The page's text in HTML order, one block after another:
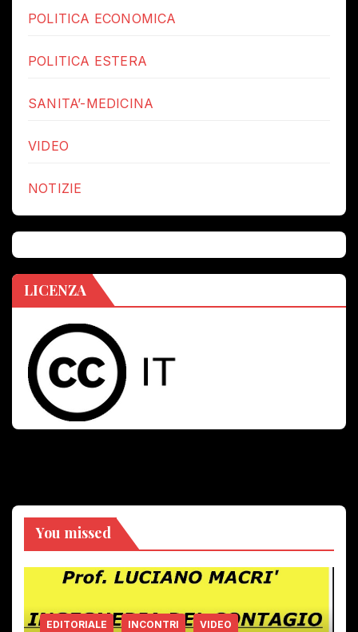
POLITICA ECONOMICA
POLITICA ESTERA
SANITA’-MEDICINA
VIDEO
NOTIZIE
LICENZA
You missed
EDITORIALE INCONTRI VIDEO